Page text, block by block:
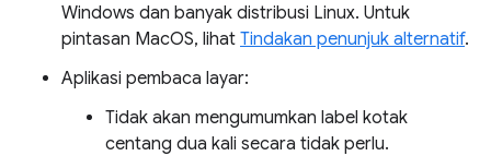
Windows dan banyak distribusi Linux. Untuk
pintasan MacOS, lihat Tindakan penunjuk alternatif.
Aplikasi pembaca layar:
Tidak akan mengumumkan label kotak
centang dua kali secara tidak perlu.